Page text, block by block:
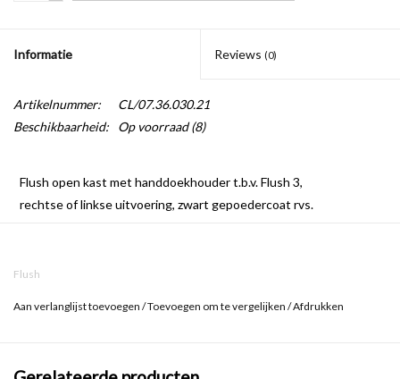
Informatie Reviews (0)
Artikelnummer:
CL/07.36.030.21
Beschikbaarheid:
Op voorraad(8)
Flush open kast met handdoekhouder t.b.v. Flush 3,
rechtse of linkse uitvoering, zwart gepoedercoat rvs.
Flush
Aan verlanglijst toevoegen /Toevoegen om te vergelijken /Afdrukken